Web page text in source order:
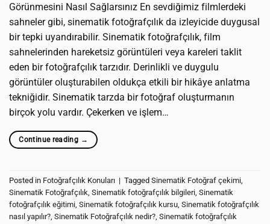
Görünmesini Nasıl Sağlarsınız En sevdiğimiz filmlerdeki
sahneler gibi, sinematik fotoğrafçılık da izleyicide duygusal
bir tepki uyandırabilir. Sinematik fotoğrafçılık, film
sahnelerinden hareketsiz görüntüleri veya kareleri taklit
eden bir fotoğrafçılık tarzıdır. Derinlikli ve duygulu
görüntüler oluşturabilen oldukça etkili bir hikâye anlatma
tekniğidir. Sinematik tarzda bir fotoğraf oluşturmanın
birçok yolu vardır. Çekerken ve işlem…
Continue reading →
Posted in Fotoğrafçılık Konuları | Tagged Sinematik Fotoğraf çekimi,
Sinematik Fotoğrafçılık, Sinematik fotoğrafçılık bilgileri, Sinematik
fotoğrafçılık eğitimi, Sinematik fotoğrafçılık kursu, Sinematik fotoğrafçılık
nasıl yapılır?, Sinematik Fotoğrafçılık nedir?, Sinematik fotoğrafçılık